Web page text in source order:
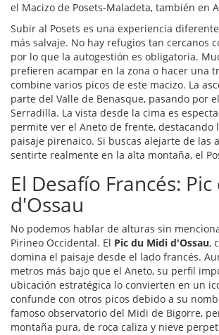
el Macizo de Posets-Maladeta, también en
Subir al Posets es una experiencia
más salvaje. No hay refugios tan cercanos
por lo que la autogestión es obligatoria.
prefieren acampar en la zona o hacer una
combine varios picos de este macizo. La
parte del Valle de Benasque, pasando por
Serradilla. La vista desde la cima es
permite ver el Aneto de frente, destacando
paisaje pirenaico. Si buscas alejarte de las
sentirte realmente en la alta montaña, el
El Desafío Francés:
d'Ossau
No podemos hablar de alturas sin
Pirineo Occidental. El Pic du Midi d'Ossau,
domina el paisaje desde el lado francés.
metros más bajo que el Aneto, su perfil
ubicación estratégica lo convierten en un
confunde con otros picos debido a su
famoso observatorio del Midi de Bigorre,
montaña pura, de roca caliza y nieve